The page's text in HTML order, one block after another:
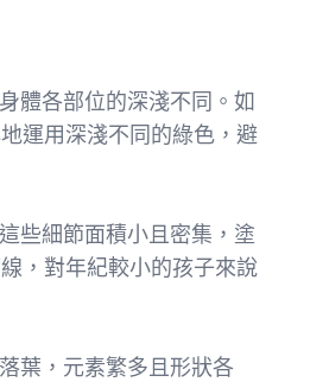
體各部位的深淺不同。如
運用深淺不同的綠色，避
些細節面積小且密集，塗
，對年紀較小的孩子來說
葉，元素繁多且形狀各